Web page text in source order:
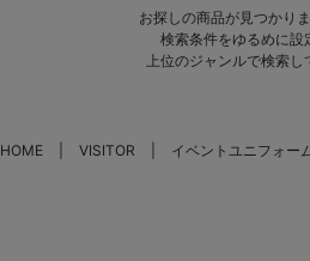
お探しの商品が見つかり
検索条件をゆるめに設
上位のジャンルで検索し
HOME VISITOR イベントユニフォー